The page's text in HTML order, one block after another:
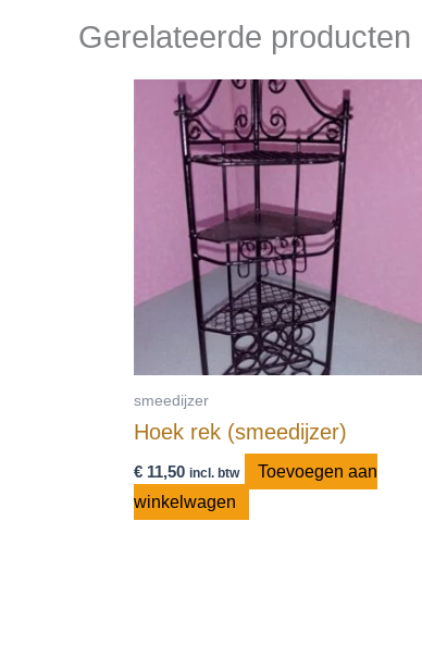
Gerelateerde producten
smeedijzer
Hoek rek (smeedijzer)
€ 11,50 incl. btw
Toevoegen aan
winkelwagen